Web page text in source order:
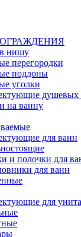
нишу
перегородки
поддоны
уголки
душевых
на ванну
для ванн
и полочки для
для ванн
для